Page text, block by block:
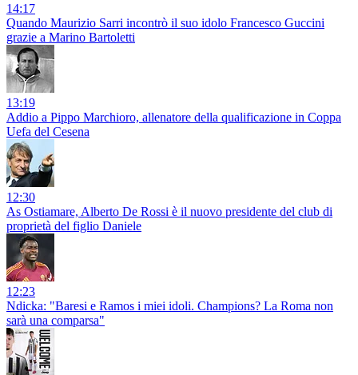
14:17
Quando Maurizio Sarri incontrò il suo idolo Francesco Guccini
grazie a Marino Bartoletti
13:19
Addio a Pippo Marchioro, allenatore della qualificazione in Coppa
Uefa del Cesena
12:30
As Ostiamare, Alberto De Rossi è il nuovo presidente del club di
proprietà del figlio Daniele
12:23
Ndicka: "Baresi e Ramos i miei idoli. Champions? La Roma non
sarà una comparsa"